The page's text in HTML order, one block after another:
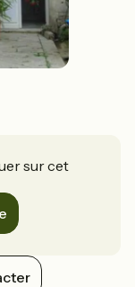
sur cet